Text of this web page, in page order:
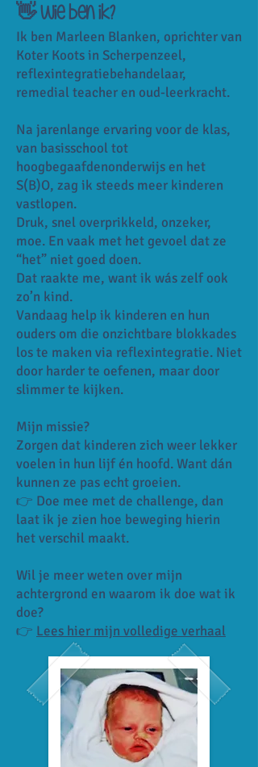
👋 Wie ben ik?
Ik ben Marleen Blanken, oprichter van
Koter Koots in Scherpenzeel,
reflexintegratiebehandelaar,
remedial teacher en oud-leerkracht.
Na jarenlange ervaring voor de klas,
van basisschool tot
hoogbegaafdenonderwijs en het
S(B)O, zag ik steeds meer kinderen
vastlopen.
Druk, snel overprikkeld, onzeker,
moe. En vaak met het gevoel dat ze
“het” niet goed doen.
Dat raakte me, want ik wás zelf ook
zo’n kind.
Vandaag help ik kinderen en hun
ouders om die onzichtbare blokkades
los te maken via reflexintegratie. Niet
door harder te oefenen, maar door
slimmer te kijken.
Mijn missie?
Zorgen dat kinderen zich weer lekker
voelen in hun lijf én hoofd. Want dán
kunnen ze pas echt groeien.
👉 Doe mee met de challenge, dan
laat ik je zien hoe beweging hierin
het verschil maakt.
Wil je meer weten over mijn
achtergrond en waarom ik doe wat ik
doe?
👉 Lees hier mijn volledige verhaal